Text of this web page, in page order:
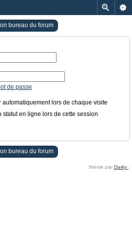
bureau du forum
de passe
automatiquement lors de chaque visite
statut en ligne lors de cette session
bureau du forum
thème par Darky